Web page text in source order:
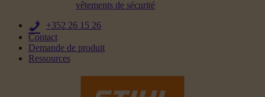
vêtements de sécurité
+352 26 15 26
Contact
Demande de produit
Ressources